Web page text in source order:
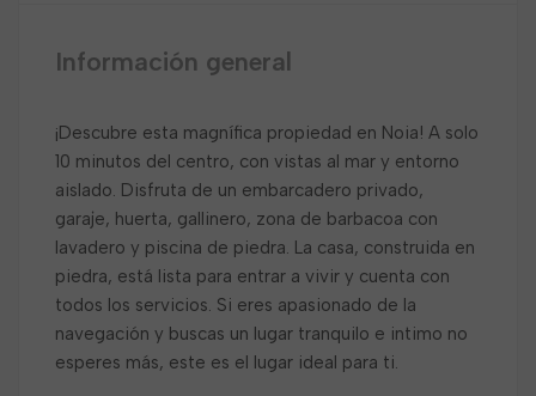
Información general
¡Descubre esta magnífica propiedad en Noia! A solo
10 minutos del centro, con vistas al mar y entorno
aislado. Disfruta de un embarcadero privado,
garaje, huerta, gallinero, zona de barbacoa con
lavadero y piscina de piedra. La casa, construida en
piedra, está lista para entrar a vivir y cuenta con
todos los servicios. Si eres apasionado de la
navegación y buscas un lugar tranquilo e intimo no
esperes más, este es el lugar ideal para ti.